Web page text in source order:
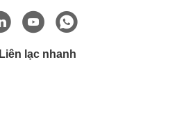
Liên lạc nhanh